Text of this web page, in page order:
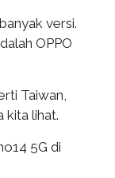
versi.
OPPO
Taiwan,
kita lihat.
5G di